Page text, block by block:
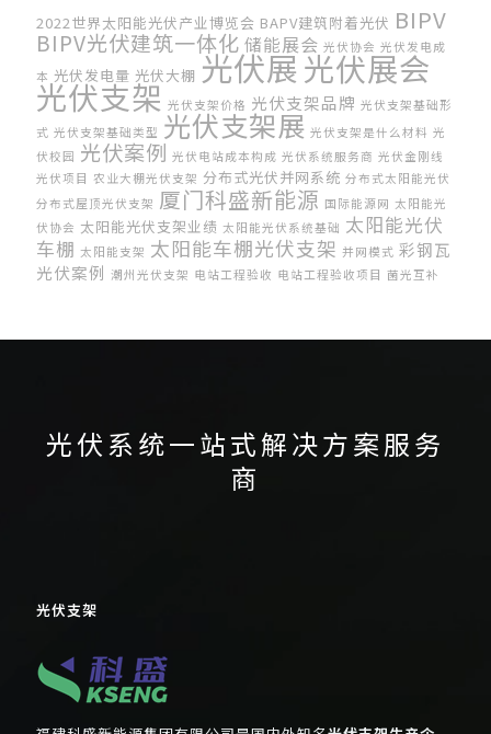
2022世界太阳能光伏产业博览会 BAPV建筑附着光伏 BIPV
BIPV光伏建筑一体化 储能展会 光伏协会 光伏发电成
本 光伏发电量 光伏大棚 光伏展光伏展会
光伏支架 光伏支架价格 光伏支架品牌 光伏支架基础形
式 光伏支架基础类型 光伏支架展 光伏支架是什么材料 光
伏校园 光伏案例 光伏电站成本构成 光伏系统服务商 光伏金刚线
光伏项目 农业大棚光伏支架 分布式光伏并网系统 分布式太阳能光伏
分布式屋顶光伏支架 厦门科盛新能源 国际能源网 太阳能光
伏协会 太阳能光伏支架业绩 太阳能光伏系统基础 太阳能光伏
车棚 太阳能支架 太阳能车棚光伏支架 并网模式 彩钢瓦
光伏案例 潮州光伏支架 电站工程验收 电站工程验收项目 菌光互补
光伏系统一站式解决方案服务
商
光伏支架